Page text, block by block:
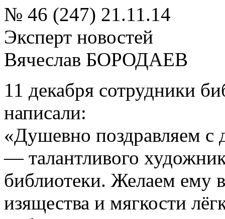
№ 46 (247) 21.11.14
Эксперт новостей
Вячеслав БОРОДАЕВ
11 декабря сотрудники
написали:
«Душевно поздравляем с
— талантливого
библиотеки. Желаем ему
изящества и мягкости